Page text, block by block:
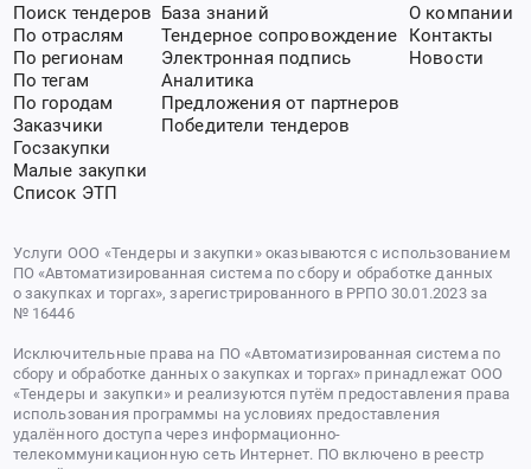
Поиск тендеров
По отраслям
По регионам
По тегам
По городам
Заказчики
Госзакупки
Малые закупки
Список ЭТП
База знаний
Тендерное сопровождение
Электронная подпись
Аналитика
Предложения от партнеров
Победители тендеров
О компании
Контакты
Новости
Услуги ООО «Тендеры и закупки» оказываются с использованием
ПО «Автоматизированная система по сбору и обработке данных
о закупках и торгах», зарегистрированного в РРПО 30.01.2023 за
№ 16446
Исключительные права на ПО «Автоматизированная система по
сбору и обработке данных о закупках и торгах» принадлежат ООО
«Тендеры и закупки» и реализуются путём предоставления права
использования программы на условиях предоставления
удалённого доступа через информационно-
телекоммуникационную сеть Интернет. ПО включено в реестр